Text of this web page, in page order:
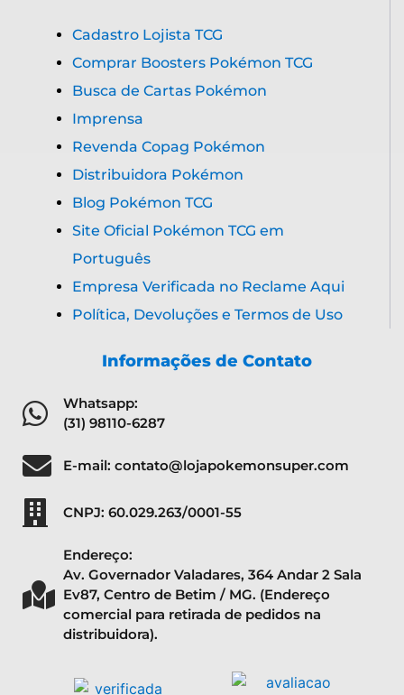
Cadastro Lojista TCG
Comprar Boosters Pokémon TCG
Busca de Cartas Pokémon
Imprensa
Revenda Copag Pokémon
Distribuidora Pokémon
Blog Pokémon TCG
Site Oficial Pokémon TCG em
Português
Empresa Verificada no Reclame Aqui
Política, Devoluções e Termos de Uso
Informações de Contato
Whatsapp:
(31) 98110-6287
E-mail: contato@lojapokemonsuper.com
CNPJ: 60.029.263/0001-55
Endereço:
Av. Governador Valadares, 364 Andar 2 Sala
Ev87, Centro de Betim / MG. (Endereço
comercial para retirada de pedidos na
distribuidora).